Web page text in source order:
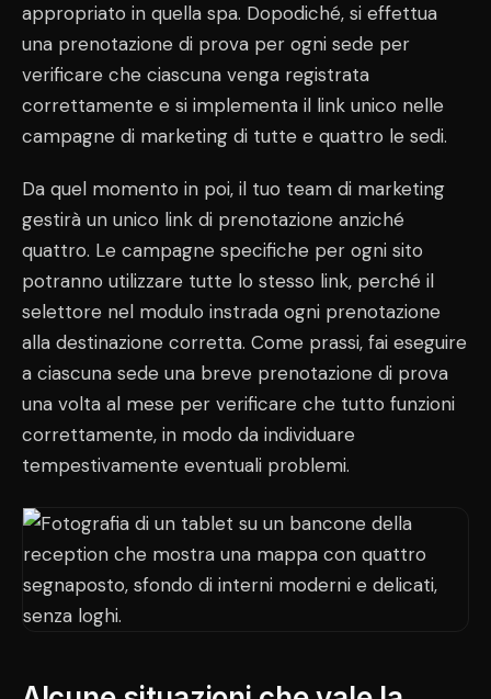
appropriato in quella spa. Dopodiché, si effettua
una prenotazione di prova per ogni sede per
verificare che ciascuna venga registrata
correttamente e si implementa il link unico nelle
campagne di marketing di tutte e quattro le sedi.
Da quel momento in poi, il tuo team di marketing
gestirà un unico link di prenotazione anziché
quattro. Le campagne specifiche per ogni sito
potranno utilizzare tutte lo stesso link, perché il
selettore nel modulo instrada ogni prenotazione
alla destinazione corretta. Come prassi, fai eseguire
a ciascuna sede una breve prenotazione di prova
una volta al mese per verificare che tutto funzioni
correttamente, in modo da individuare
tempestivamente eventuali problemi.